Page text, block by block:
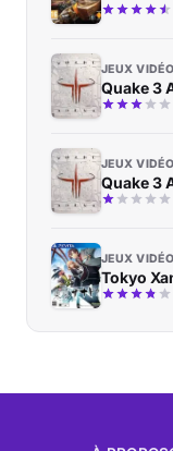
JEUX VIDÉO
Quake 3
JEUX VIDÉO
Quake 3
JEUX VIDÉO
Tokyo